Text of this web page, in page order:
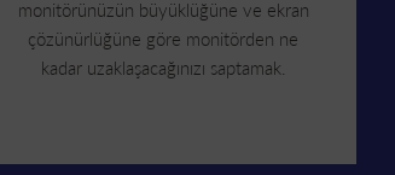
monitörünüzün büyüklüğüne ve ekran
çözünürlüğüne göre monitörden ne
kadar uzaklaşacağınızı saptamak.